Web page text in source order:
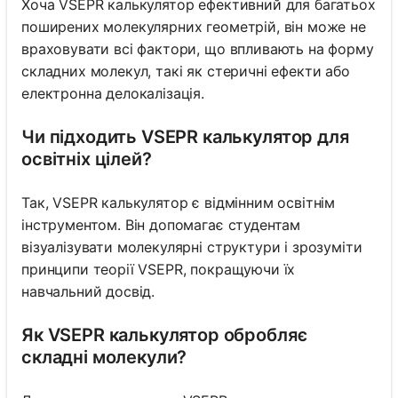
Хоча VSEPR калькулятор ефективний для багатьох
поширених молекулярних геометрій, він може не
враховувати всі фактори, що впливають на форму
складних молекул, такі як стеричні ефекти або
електронна делокалізація.
Чи підходить VSEPR калькулятор для
освітніх цілей?
Так, VSEPR калькулятор є відмінним освітнім
інструментом. Він допомагає студентам
візуалізувати молекулярні структури і зрозуміти
принципи теорії VSEPR, покращуючи їх
навчальний досвід.
Як VSEPR калькулятор обробляє
складні молекули?